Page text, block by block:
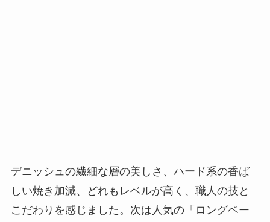
デニッシュの繊細な層の美しさ、ハード系の香ば
しい焼き加減、どれもレベルが高く、職人の技と
こだわりを感じました。次は人気の「ロングベー